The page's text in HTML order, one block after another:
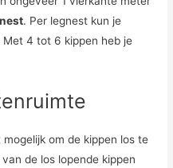
. Per legnest kun je
4 tot 6 kippen heb je
om de kippen los te
de los lopende kippen